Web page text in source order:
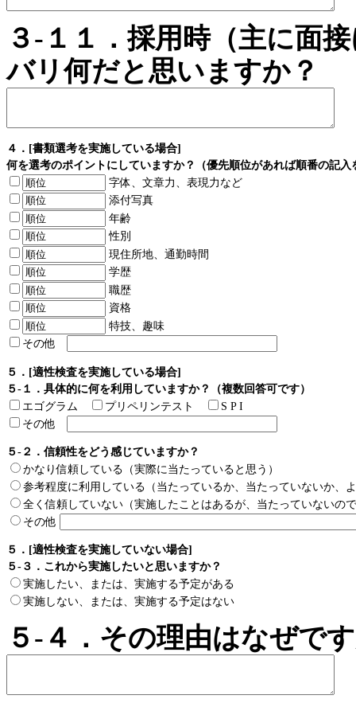
３-１１．採用時（主に面
バリ何だと思いますか？
４．[書類選考を実施している場合]
何を選考のポイントにしていますか？（優先順位があれば順番の記入
字体、文章力、表現力など
添付写真
年齢
性別
現住所地、通勤時間
学歴
職歴
資格
特技、趣味
その他
５．[適性検査を実施している場合]
５-１．具体的に何を利用していますか？（複数回答可です）
エゴグラム
プリペリンテスト
S P I
その他
５-２．信頼性をどう感じていますか？
かなり信頼している（実際に当たっていると思う）
参考程度に利用している（当たっているか、当たっていないか、
全く信頼していない（実施したことはあるが、当たっていないの
その他
５．[適性検査を実施していない場合]
５-３．これから実施したいと思いますか？
実施したい、または、実施する予定がある
実施しない、または、実施する予定はない
５-４．その理由はなぜで